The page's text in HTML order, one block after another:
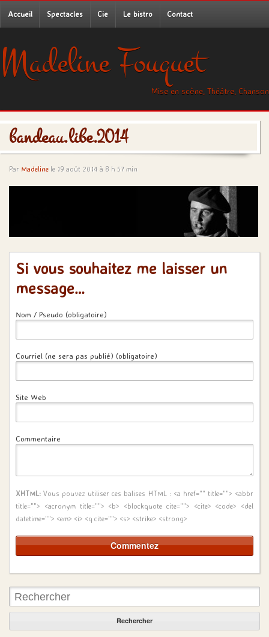
Accueil Spectacles Cie Le bistro Contact
Madeline Fouquet
Mise en scène, Théâtre, Chanson
bandeau.libe.2014
Par Madeline le 19 août 2014 à 8 h 57 min
Si vous souhaitez me laisser un
message…
Nom / Pseudo (obligatoire)
Courriel (ne sera pas publié) (obligatoire)
Site Web
Commentaire
XHTML: Vous pouvez utiliser ces balises HTML : <a href="" title=""> <abbr
title=""> <acronym title=""> <b> <blockquote cite=""> <cite> <code> <del
datetime=""> <em> <i> <q cite=""> <s> <strike> <strong>
Rechercher: